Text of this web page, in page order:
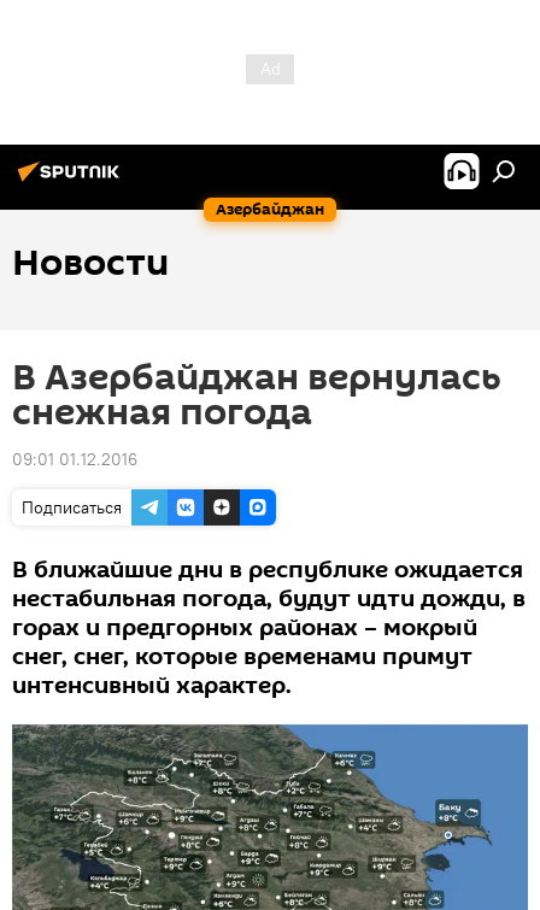
Азербайджан
Новости
В Азербайджан вернулась
снежная погода
09:01 01.12.2016
Подписаться
В ближайшие дни в республике ожидается
нестабильная погода, будут идти дожди, в
горах и предгорных районах – мокрый
снег, снег, которые временами примут
интенсивный характер.